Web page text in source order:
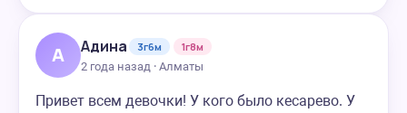
А Адина 3г6м
1г8м
2 года назад · Алматы
Привет всем девочки! У кого было кесарево. У